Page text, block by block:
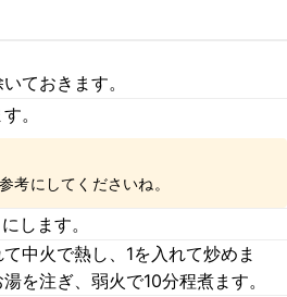
ておきます。
。
考にしてくださいね。
します。
中火で熱し、1を入れて炒めま
を注ぎ、弱火で10分程煮ます。